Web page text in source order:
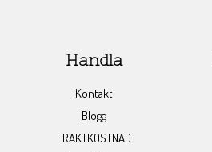
Handla
Kontakt
Blogg
FRAKTKOSTNAD